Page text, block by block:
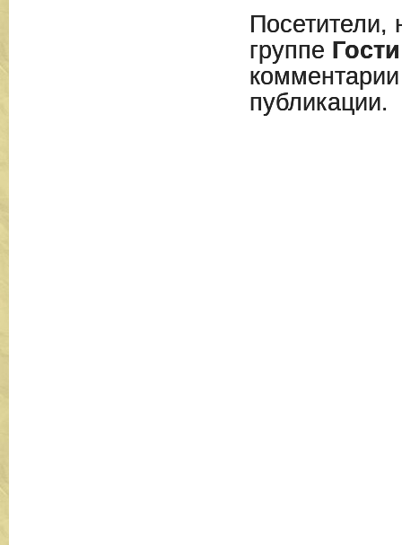
Посетители,
группе Гости
публикации.